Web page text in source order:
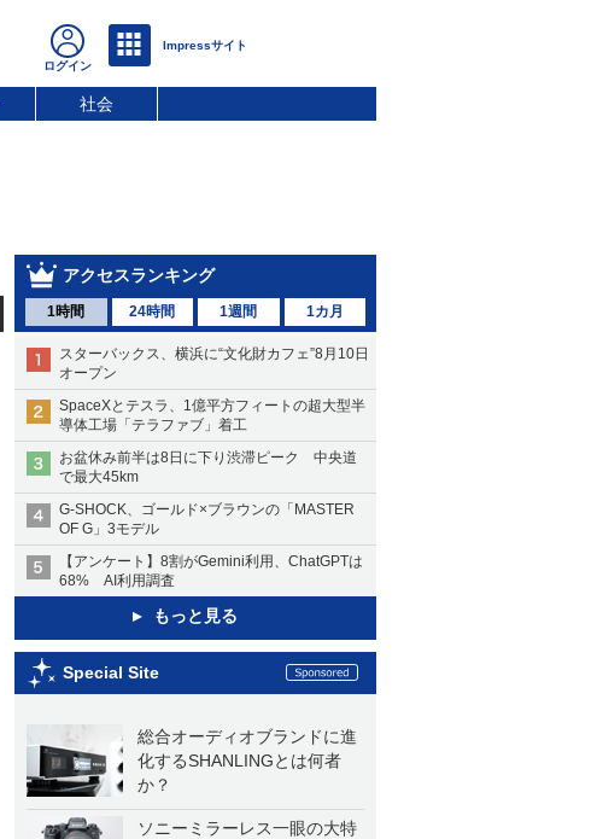
社会
アクセスランキング
1時間 24時間 1週間 1カ月
スターバックス、横浜に“文化財カフェ”8月10日
オープン
SpaceXとテスラ、1億平方フィートの超大型半
導体工場「テラファブ」着工
お盆休み前半は8日に下り渋滞ピーク 中央道
で最大45km
G-SHOCK、ゴールド×ブラウンの「MASTER
OF G」3モデル
【アンケート】8割がGemini利用、ChatGPTは
68% AI利用調査
もっと見る
Special Site
総合オーディオブランドに進
化するSHANLINGとは何者
か？
ソニーミラーレス一眼の大特